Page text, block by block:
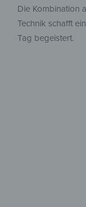
Die Kombination
Technik schafft
Tag begeistert.